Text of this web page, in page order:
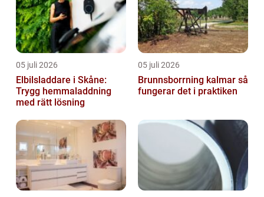
05 juli 2026
Elbilsladdare i Skåne:
Trygg hemmaladdning
med rätt lösning
05 juli 2026
Brunnsborrning kalmar så
fungerar det i praktiken